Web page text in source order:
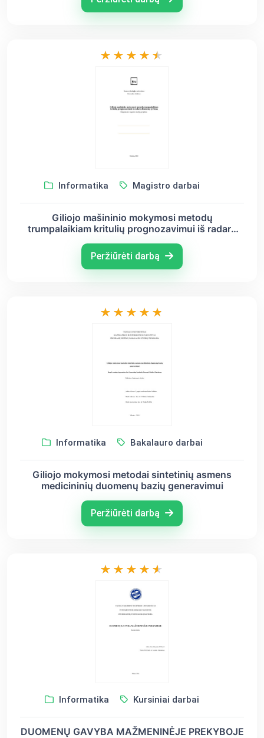
Informatika Magistro darbai
Giliojo mašininio mokymosi metodų
trumpalaikiam kritulių prognozavimui iš radaro
Peržiūrėti darbą
Informatika Bakalauro darbai
Giliojo mokymosi metodai sintetinių asmens
medicininių duomenų bazių generavimui
Peržiūrėti darbą
Informatika Kursiniai darbai
DUOMENŲ GAVYBA MAŽMENINĖJE PREKYBOJE